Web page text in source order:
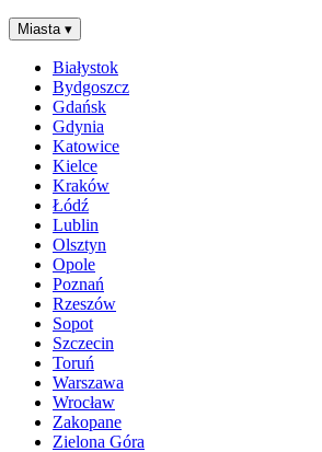
Miasta ▾
Białystok
Bydgoszcz
Gdańsk
Gdynia
Katowice
Kielce
Kraków
Łódź
Lublin
Olsztyn
Opole
Poznań
Rzeszów
Sopot
Szczecin
Toruń
Warszawa
Wrocław
Zakopane
Zielona Góra